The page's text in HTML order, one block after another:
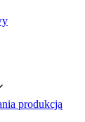
produkcją